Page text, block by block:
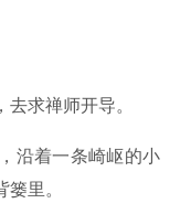
求禅师开导。
沿着一条崎岖的小
里。